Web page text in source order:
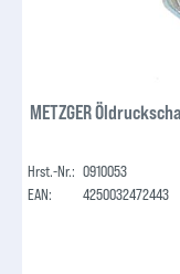
METZGER
Hrst.-Nr.: 0910053
EAN:
4250032472443